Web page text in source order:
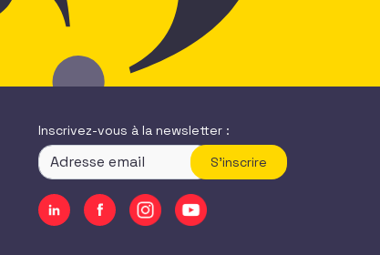
Inscrivez-vous à la newsletter :
S'inscrire